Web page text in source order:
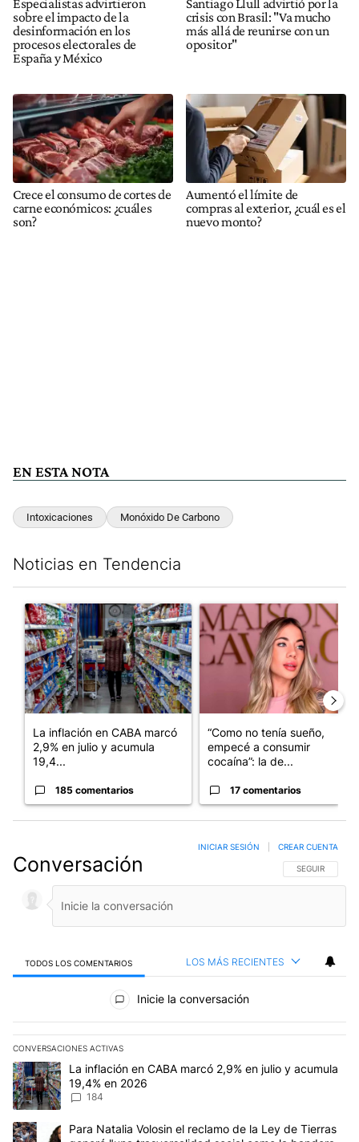
sobre el impacto de la
desinformación en los
procesos electorales de
España y México
crisis con Brasil: "Va mucho
más allá de reunirse con un
opositor"
Crece el consumo de cortes de
carne económicos: ¿cuáles
son?
Aumentó el límite de
compras al exterior, ¿cuál es el
nuevo monto?
EN ESTA NOTA
Intoxicaciones Monóxido De Carbono
Noticias en Tendencia
Un artículo de tendencia con el título "La inflación en CABA
La inflación en CABA marcó
2,9% en julio y acumula
19,4...
185 comentarios
Un artículo de tendencia con
“Como no tenía sueño,
empecé a consumir
cocaína”: la de...
17 comentarios
Conversación SIGA ESTA
SEGUIR
INICIAR SESIÓN CREAR CUENTA
TODOS LOS COMENTARIOS LOS MÁS RECIENTES
Todos los comentarios
Inicie la conversación
CONVERSACIONES ACTIVAS
Este listado muestra los artículos con más comentarios en los
Un artículo de tendencia con el título "La inflación en CABA
La inflación en CABA marcó 2,9% en julio y acumula
19,4% en 2026
184
Un artículo de tendencia con el título "Para Natalia Volosin el
Para Natalia Volosin el reclamo de la Ley de Tierras